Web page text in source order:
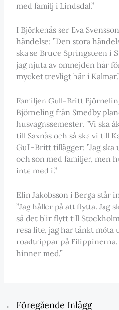
med familj i Lindsdal.”
I Björkenäs ser Eva
händelse: ”Den stora
ska se Bruce Springsteen i
jag njuta av omnejden här
mycket trevligt här i Kalmar.”
Familjen Gull-Britt
Björneling från Smedby
husvagnssemester. ”Vi ska
till Saxnäs och så ska vi till
Gull-Britt tillägger: ”Jag ska
och son med familjer, men
inte med i.”
Elin Jakobsson i Berga står
”Jag håller på att flytta. Jag
så det blir flytt till
resa lite, jag har tänkt möta
roadtrippar på Filippinerna.
hinner med.”
← Föregående Inlägg